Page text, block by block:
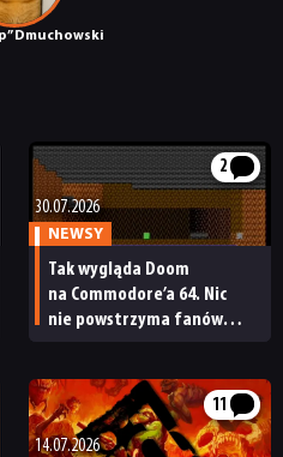
Dmuchowski
2
30.07.2026
NEWSY
Tak wygląda Doom
na Commodore’a 64. Nic
nie powstrzyma fanów
11
14.07.2026